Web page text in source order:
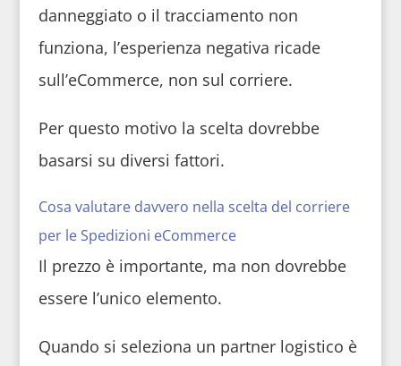
danneggiato o il tracciamento non
funziona, l’esperienza negativa ricade
sull’eCommerce, non sul corriere.
Per questo motivo la scelta dovrebbe
basarsi su diversi fattori.
Cosa valutare davvero nella scelta del corriere
per le Spedizioni eCommerce
Il prezzo è importante, ma non dovrebbe
essere l’unico elemento.
Quando si seleziona un partner logistico è